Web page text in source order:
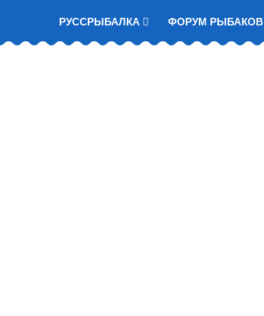
РУССРЫБАЛКА ФОРУМ РЫБАКОВ